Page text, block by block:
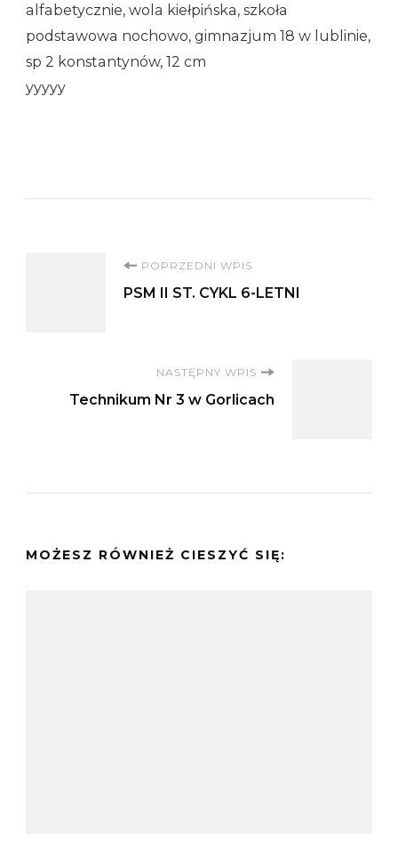
alfabetycznie, wola kiełpińska, szkoła
podstawowa nochowo, gimnazjum 18 w lublinie,
sp 2 konstantynów, 12 cm
yyyyy
Nawigacja
POPRZEDNI WPIS
PSM II ST. CYKL 6-LETNI
NASTĘPNY WPIS
Technikum Nr 3 w Gorlicach
MOŻESZ RÓWNIEŻ CIESZYĆ SIĘ: